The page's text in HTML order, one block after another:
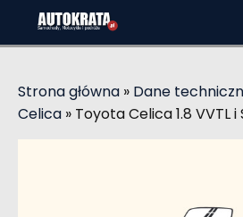
Strona główna » Dane
Celica » Toyota Celica 1.8 VVTL